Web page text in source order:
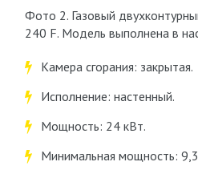
Фото 2. Газовый
240 F. Модель выполнена в
Камера сгорания: закрытая.
Исполнение: настенный.
Мощность: 24 кВт.
Минимальная мощность: